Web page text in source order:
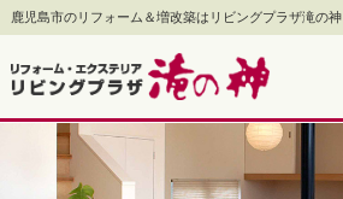
鹿児島市のリフォーム＆増改築はリビングプラザ滝の神